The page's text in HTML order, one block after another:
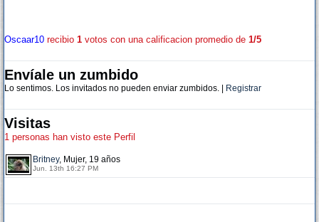
Oscaar10 recibio 1 votos con una calificacion promedio de 1/5
Envíale un zumbido
Lo sentimos. Los invitados no pueden enviar zumbidos. | Registrar
Visitas
1 personas han visto este Perfil
Britney, Mujer, 19 años
Jun. 13th 16:27 PM